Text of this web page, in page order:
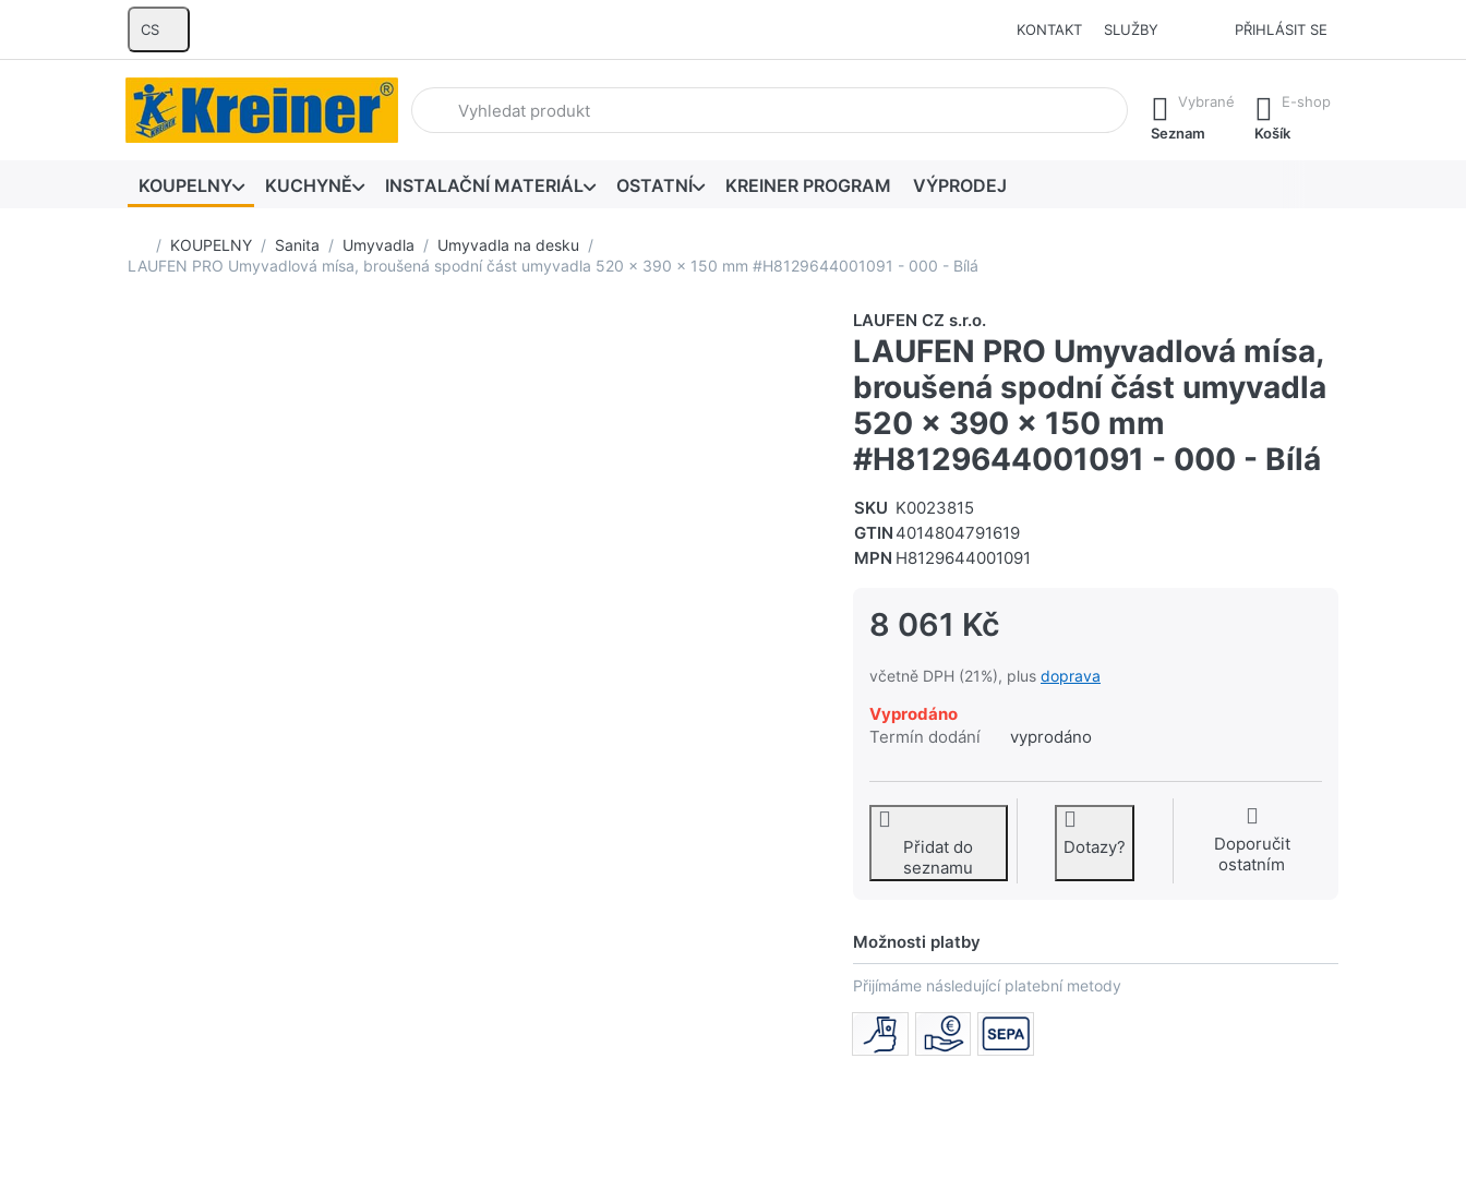
CS KONTAKT SLUŽBY PŘIHLÁSIT SE
Zadejte hledaný výraz. První výsledky se zobrazí automaticky při zadávání. Stisknutím klávesy Enter vyvoláte všechny výsledky.
Vybrané
Seznam
E-shop
Košík
KOUPELNY KUCHYNĚ INSTALAČNÍ MATERIÁL OSTATNÍ KREINER PROGRAM VÝPRODEJ
Domovská stránka
KOUPELNY Sanita Umyvadla
Umyvadla na desku
LAUFEN PRO Umyvadlová mísa, broušená spodní část umyvadla 520 x 390 x 150 mm #H8129644001091 - 000 - Bílá
LAUFEN CZ s.r.o.
LAUFEN PRO Umyvadlová mísa,
broušená spodní část umyvadla
520 x 390 x 150 mm
#H8129644001091 - 000 - Bílá
SKU K0023815
GTIN 4014804791619
MPN H8129644001091
8 061 Kč
včetně DPH (21%), plus doprava
Vyprodáno
Termín dodání
vyprodáno
Přidat do
seznamu
Dotazy?
Doporučit
ostatním
Možnosti platby
Přijímáme následující platební metody